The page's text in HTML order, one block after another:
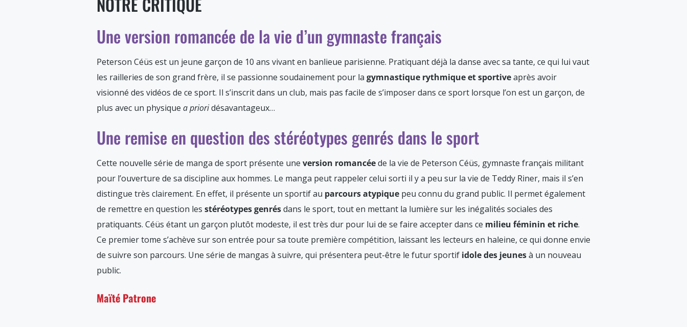
Une version romancée de la vie d’un gymnaste français
Peterson Céüs est un jeune garçon de 10 ans vivant en banlieue parisienne. Pratiquant déjà la danse avec sa tante, ce qui lui vaut
les railleries de son grand frère, il se passionne soudainement pour la gymnastique rythmique et sportiveaprès avoir
visionné des vidéos de ce sport. Il s’inscrit dans un club, mais pas facile de s’imposer dans ce sport lorsque l’on est un garçon, de
plus avec un physique a prioridésavantageux…
Une remise en question des stéréotypes genrés dans le sport
Cette nouvelle série de manga de sport présente une version romancéede la vie de Peterson Céüs, gymnaste français militant
pour l’ouverture de sa discipline aux hommes. Le manga peut rappeler celui sorti il y a peu sur la vie de Teddy Riner, mais il s’en
distingue très clairement. En effet, il présente un sportif au parcours atypique peu connu du grand public. Il permet également
de remettre en question les stéréotypes genrésdans le sport, tout en mettant la lumière sur les inégalités sociales des
pratiquants. Céüs étant un garçon plutôt modeste, il est très dur pour lui de se faire accepter dans ce milieu féminin et riche.
Ce premier tome s’achève sur son entrée pour sa toute première compétition, laissant les lecteurs en haleine, ce qui donne envie
de suivre son parcours. Une série de mangas à suivre, qui présentera peut-être le futur sportif idole des jeunesà un nouveau
public.
Maïté Patrone